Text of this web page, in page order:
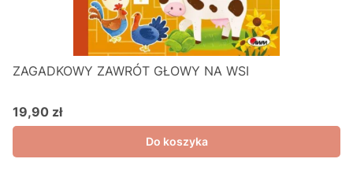
ZAGADKOWY ZAWRÓT GŁOWY NA WSI
Cena
19,90 zł
Do koszyka